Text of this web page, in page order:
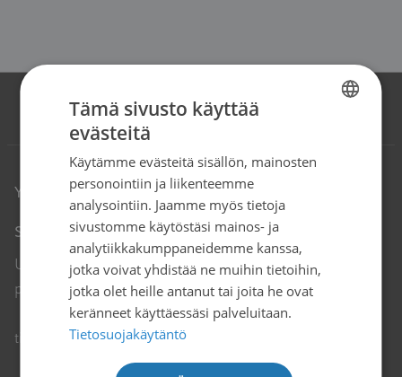
Yhteystiedot
Syöpäjärjestöt
Unioninkatu 22, 00130 Helsinki
puh. 09 135 331
tiedotus@cancer.fi↗Avautuu uuteen ikkunaan
SWEDISH
Tämä sivusto käyttää
evästeitä
Käytämme evästeitä sisällön, mainosten
personointiin ja liikenteemme
analysointiin. Jaamme myös tietoja
sivustomme käytöstäsi mainos- ja
analytiikkakumppaneidemme kanssa,
jotka voivat yhdistää ne muihin tietoihin,
jotka olet heille antanut tai joita he ovat
keränneet käyttäessäsi palveluitaan.
Tietosuojakäytäntö